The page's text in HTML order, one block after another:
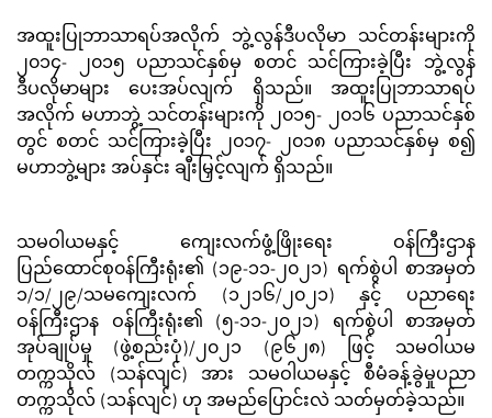
အထူးပြုဘာသာရပ်အလိုက် ဘွဲ့လွန်ဒီပလိုမာ သင်တန်းများကို
၂၀၁၄- ၂၀၁၅ ပညာသင်နှစ်မှ စတင် သင်ကြားခဲ့ပြီး ဘွဲ့လွန်
ဒီပလိုမာများ ပေးအပ်လျက် ရှိသည်။ အထူးပြုဘာသာရပ်
အလိုက် မဟာဘွဲ့ သင်တန်းများကို ၂၀၁၅- ၂၀၁၆ ပညာသင်နှစ်
တွင် စတင် သင်ကြားခဲ့ပြီး ၂၀၁၇- ၂၀၁၈ ပညာသင်နှစ်မှ စ၍
မဟာဘွဲ့များ အပ်နှင်း ချီးမြှင့်လျက် ရှိသည်။
သမဝါယမနှင့် ကျေးလက်ဖွံ့ဖြိုးရေး ဝန်ကြီးဌာန
ပြည်ထောင်စု၀န်ကြီးရုံး၏ (၁၉-၁၁-၂၀၂၁) ရက်စွဲပါ စာအမှတ်
၁/၁/၂၉/သမကျေးလက် (၁၂၁၆/၂၀၂၁) နှင့် ပညာရေး
ဝန်ကြီးဌာန ဝန်ကြီးရုံး၏ (၅-၁၁-၂၀၂၁) ရက်စွဲပါ စာအမှတ်
အုပ်ချုပ်မှု (ဖွဲ့စည်းပုံ)/၂၀၂၁ (၉၆၂၈) ဖြင့် သမဝါယမ
တက္ကသိုလ် (သန်လျင်) အား သမဝါယမနှင့် စီမံခန့်ခွဲမှုပညာ
တက္ကသိုလ် (သန်လျင်) ဟု အမည်ပြောင်းလဲ သတ်မှတ်ခဲ့သည်။